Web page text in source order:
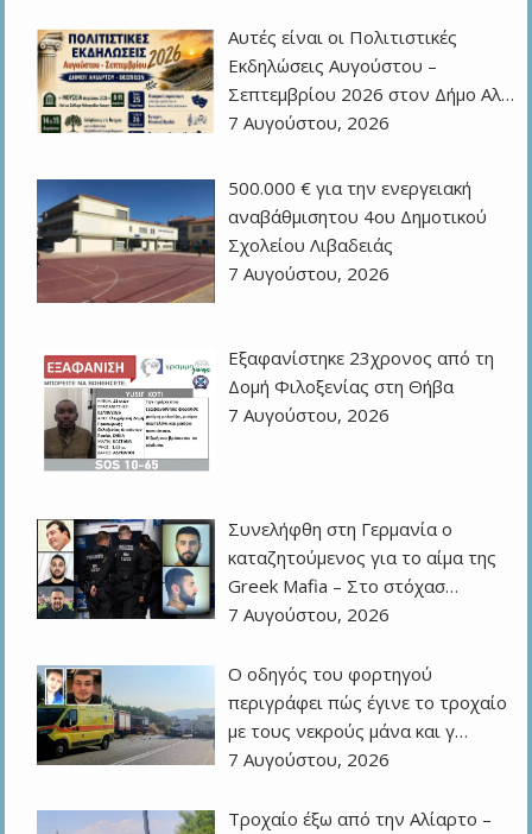
Αυτές είναι οι Πολιτιστικές
Εκδηλώσεις Αυγούστου –
Σεπτεμβρίου 2026 στον Δήμο Αλ…
7 Αυγούστου, 2026
500.000 € για την ενεργειακή
αναβάθμισητου 4ου Δημοτικού
Σχολείου Λιβαδειάς
7 Αυγούστου, 2026
Εξαφανίστηκε 23χρονος από τη
Δομή Φιλοξενίας στη Θήβα
7 Αυγούστου, 2026
Συνελήφθη στη Γερμανία ο
καταζητούμενος για το αίμα της
Greek Mafia – Στο στόχασ…
7 Αυγούστου, 2026
Ο οδηγός του φορτηγού
περιγράφει πώς έγινε το τροχαίο
με τους νεκρούς μάνα και γ…
7 Αυγούστου, 2026
Τροχαίο έξω από την Αλίαρτο –